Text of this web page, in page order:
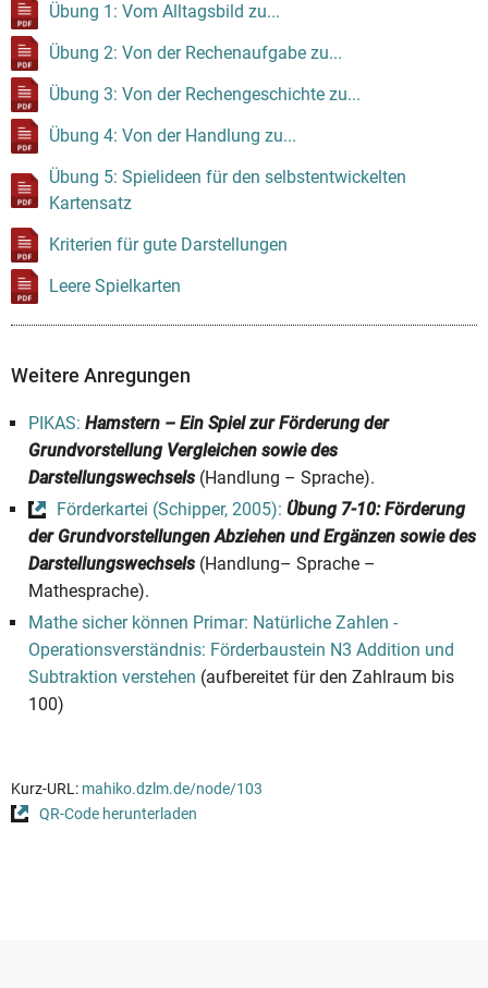
Übung 1: Vom Alltagsbild zu...
Übung 2: Von der Rechenaufgabe zu...
Übung 3: Von der Rechengeschichte zu...
Übung 4: Von der Handlung zu...
Übung 5: Spielideen für den selbstentwickelten
Kartensatz
Kriterien für gute Darstellungen
Leere Spielkarten
Weitere Anregungen
PIKAS: Hamstern – Ein Spiel zur Förderung der
Grundvorstellung Vergleichen sowie des
Darstellungswechsels (Handlung – Sprache).
Förderkartei (Schipper, 2005): Übung 7-10: Förderung
der Grundvorstellungen Abziehen und Ergänzen sowie des
Darstellungswechsels (Handlung– Sprache –
Mathesprache).
Mathe sicher können Primar: Natürliche Zahlen -
Operationsverständnis: Förderbaustein N3 Addition und
Subtraktion verstehen (aufbereitet für den Zahlraum bis
100)
Kurz-URL: mahiko.dzlm.de/node/103
QR-Code herunterladen